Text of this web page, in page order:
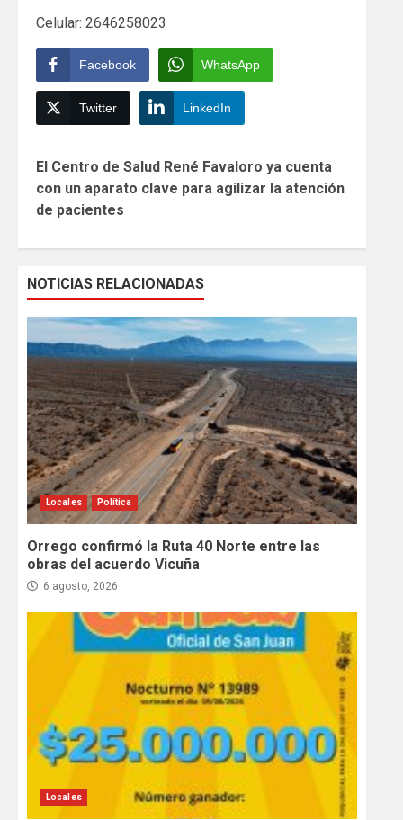
Celular: 2646258023
Facebook WhatsApp
Twitter LinkedIn
Reading
El Centro de Salud René Favaloro ya cuenta
con un aparato clave para agilizar la atención
de pacientes
NOTICIAS RELACIONADAS
Locales Política
Orrego confirmó la Ruta 40 Norte entre las
obras del acuerdo Vicuña
6 agosto, 2026
Locales